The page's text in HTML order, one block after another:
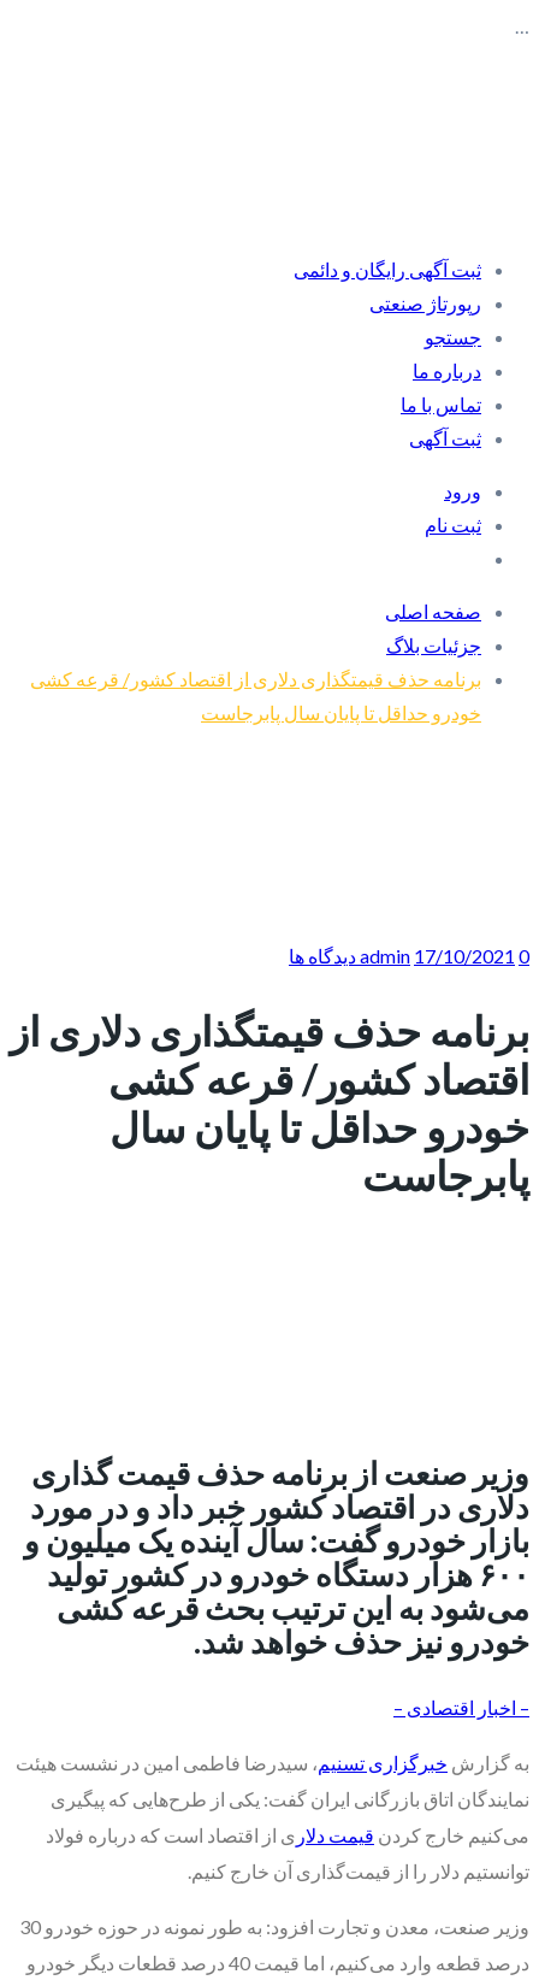
…
ثبت آگهی رایگان و دائمی
رپورتاژ صنعتی
جستجو
درباره ما
تماس با ما
ثبت آگهی
ورود
ثبت نام
صفحه اصلی
جزئیات بلاگ
برنامه حذف قیمتگذاری دلاری از اقتصاد کشور/ قرعه کشی
خودرو حداقل تا پایان سال پابرجاست
admin 17/10/2021 0 دیدگاه ها
برنامه حذف قیمتگذاری دلاری از
اقتصاد کشور/ قرعه کشی
خودرو حداقل تا پایان سال
پابرجاست
وزیر صنعت از برنامه حذف قیمت گذاری
دلاری در اقتصاد کشور خبر داد و در مورد
بازار خودرو گفت: سال آینده یک میلیون و
۶۰۰ هزار دستگاه خودرو در کشور تولید
می‌شود به این ترتیب بحث قرعه کشی
خودرو نیز حذف خواهد شد.
– اخبار اقتصادی –
به گزارش خبرگزاری تسنیم، سیدرضا فاطمی امین در نشست هیئت
نمایندگان اتاق بازرگانی ایران گفت: یکی از طرح‌هایی که پیگیری
می‌کنیم خارج کردن قیمت دلار ی از اقتصاد است که درباره فولاد
توانستیم دلار را از قیمت‌گذاری آن خارج کنیم.
وزیر صنعت، معدن و تجارت افزود: به طور نمونه در حوزه خودرو 30
درصد قطعه وارد می‌کنیم، اما قیمت 40 درصد قطعات دیگر خودرو